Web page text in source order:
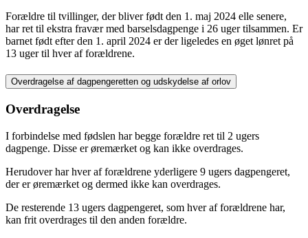
Forældre til tvillinger, der bliver født den 1. maj 2024 elle senere,
har ret til ekstra fravær med barselsdagpenge i 26 uger tilsammen. Er
barnet født efter den 1. april 2024 er der ligeledes en øget lønret på
13 uger til hver af forældrene.
Overdragelse af dagpengeretten og udskydelse af orlov
Overdragelse
I forbindelse med fødslen har begge forældre ret til 2 ugers
dagpenge. Disse er øremærket og kan ikke overdrages.
Herudover har hver af forældrene yderligere 9 ugers dagpengeret,
der er øremærket og dermed ikke kan overdrages.
De resterende 13 ugers dagpengeret, som hver af forældrene har,
kan frit overdrages til den anden forældre.